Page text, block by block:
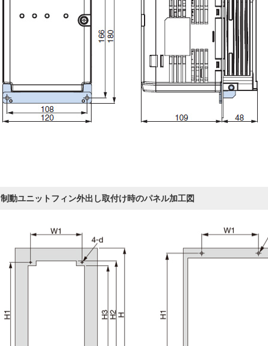
制動ユニットフィン外出し取付け時のパネル加工図